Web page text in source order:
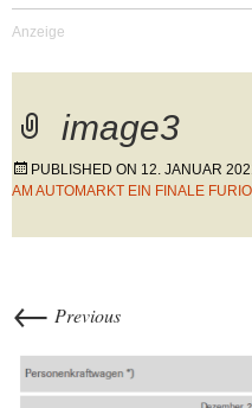
image3
PUBLISHED ON 12. JANUAR
AM AUTOMARKT EIN FINALE
← Previous